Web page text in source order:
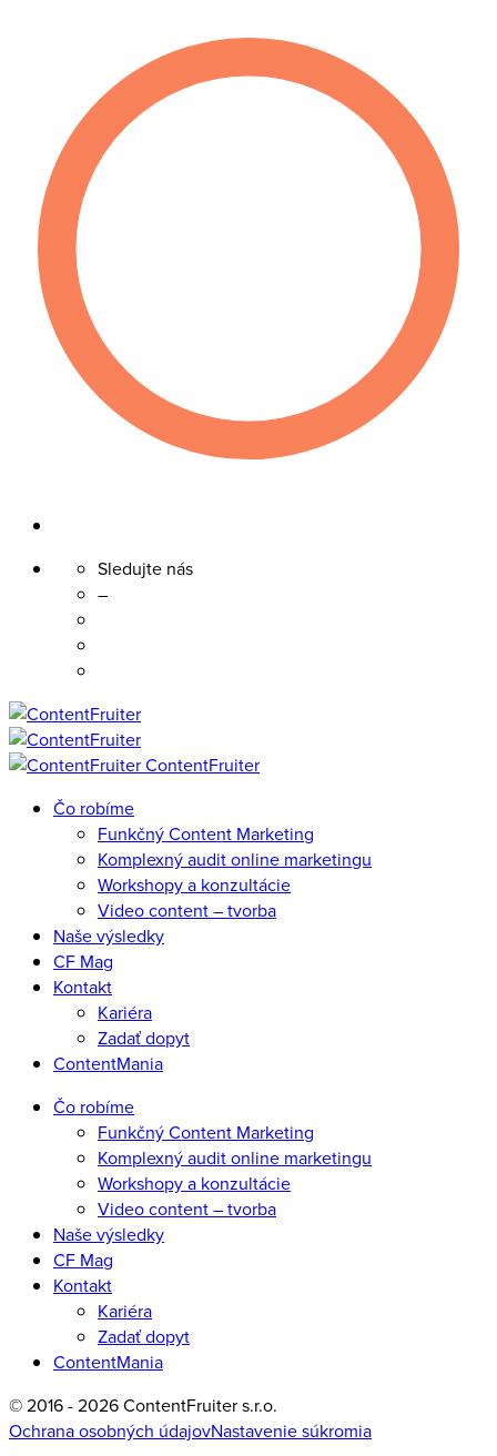
Sledujte nás
–
Skip
to
content
ContentFruiter
Čo robíme
Funkčný Content Marketing
Komplexný audit online marketingu
Workshopy a konzultácie
Video content – tvorba
Naše výsledky
CF Mag
Kontakt
Kariéra
Zadať dopyt
ContentMania
Čo robíme
Funkčný Content Marketing
Komplexný audit online marketingu
Workshopy a konzultácie
Video content – tvorba
Naše výsledky
CF Mag
Kontakt
Kariéra
Zadať dopyt
ContentMania
© 2016 - 2026 ContentFruiter s.r.o.
Ochrana osobných údajovNastavenie súkromia